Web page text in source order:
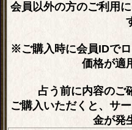
会員以外の方のご利用
※ご購入時に会員IDで
価格が適
占う前に内容のご
ご購入いただくと、サ
金が発